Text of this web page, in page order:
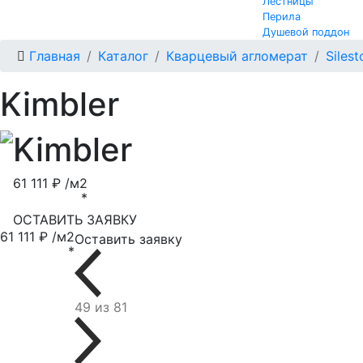
Перила
Душевой поддон
Главная Каталог Кварцевый агломерат
Kimbler
Kimbler
61 111 ₽ /м2
*
ОСТАВИТЬ ЗАЯВКУ
61 111 ₽ /м2
*
Оставить заявку
49 из 81